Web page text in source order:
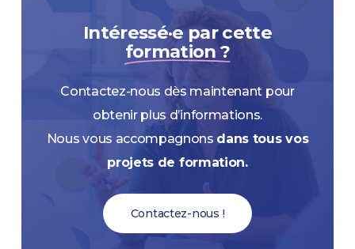
Intéressé·e par cette
formation ?
Contactez-nous dès maintenant pour
obtenir plus d’informations.
Nous vous accompagnons dans tous vos
projets de formation.
Contactez-nous !